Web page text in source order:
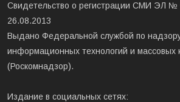
Свидетельство о регистрации СМИ ЭЛ
26.08.2013
Выдано Федеральной службой по
информационных технологий и массовых
(Роскомнадзор).
Издание в социальных сетях: